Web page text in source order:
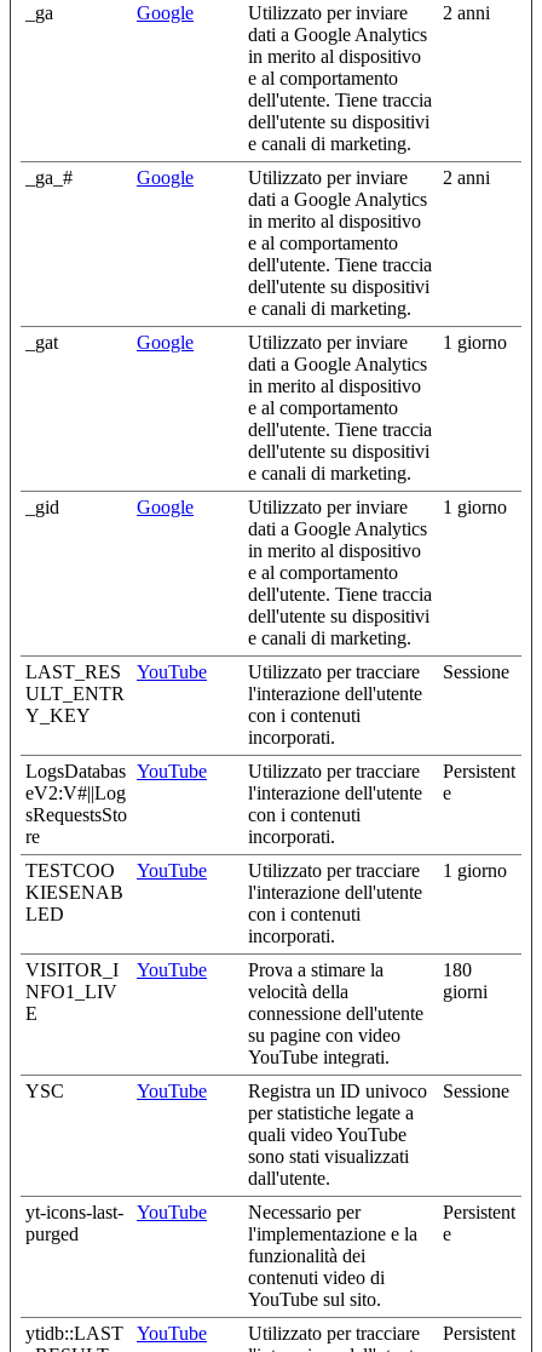
_ga Google
Utilizzato per inviare
dati a Google Analytics
in merito al dispositivo
e al comportamento
dell'utente. Tiene traccia
dell'utente su dispositivi
e canali di marketing.
2 anni
_ga_# Google
Utilizzato per inviare
dati a Google Analytics
in merito al dispositivo
e al comportamento
dell'utente. Tiene traccia
dell'utente su dispositivi
e canali di marketing.
2 anni
_gat Google
Utilizzato per inviare
dati a Google Analytics
in merito al dispositivo
e al comportamento
dell'utente. Tiene traccia
dell'utente su dispositivi
e canali di marketing.
1 giorno
_gid Google
Utilizzato per inviare
dati a Google Analytics
in merito al dispositivo
e al comportamento
dell'utente. Tiene traccia
dell'utente su dispositivi
e canali di marketing.
1 giorno
LAST_RES
ULT_ENTR
Y_KEY
YouTube
Utilizzato per tracciare
l'interazione dell'utente
con i contenuti
incorporati.
Sessione
LogsDatabas
eV2:V#||Log
sRequestsSto
re
YouTube
Utilizzato per tracciare
l'interazione dell'utente
con i contenuti
incorporati.
Persistent
e
TESTCOO
KIESENAB
LED
YouTube
Utilizzato per tracciare
l'interazione dell'utente
con i contenuti
incorporati.
1 giorno
VISITOR_I
NFO1_LIV
E
YouTube
Prova a stimare la
velocità della
connessione dell'utente
su pagine con video
YouTube integrati.
180
giorni
YSC YouTube
Registra un ID univoco
per statistiche legate a
quali video YouTube
sono stati visualizzati
dall'utente.
Sessione
yt-icons-last-
purged
YouTube
Necessario per
l'implementazione e la
funzionalità dei
contenuti video di
YouTube sul sito.
Persistent
e
ytidb::LAST
YouTube
Utilizzato per tracciare
Persistent